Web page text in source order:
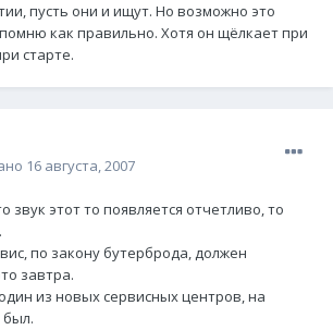
пусть они и ищут. Но возможно это
как правильно. Хотя он щёлкает при
старте.
16 августа, 2007
звук этот то появляется отчетливо, то
по закону бутерброда, должен
завтра.
из новых сервисных центров, на
был.